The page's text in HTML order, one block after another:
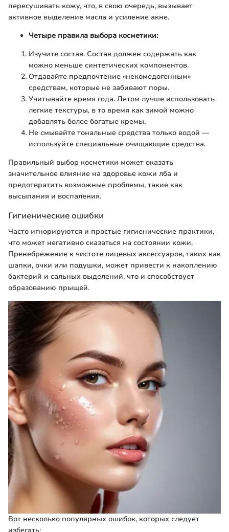
пересушивать кожу, что, в свою очередь, вызывает
активное выделение масла и усиление акне.
Четыре правила выбора косметики:
Изучите состав. Состав должен содержать как
можно меньше синтетических компонентов.
Отдавайте предпочтение «некомедогенным»
средствам, которые не забивают поры.
Учитывайте время года. Летом лучше использовать
легкие текстуры, в то время как зимой можно
добавлять более богатые кремы.
Не смывайте тональные средства только водой —
используйте специальные очищающие средства.
Правильный выбор косметики может оказать
значительное влияние на здоровье кожи лба и
предотвратить возможные проблемы, такие как
высыпания и воспаления.
Гигиенические ошибки
Часто игнорируются и простые гигиенические практики,
что может негативно сказаться на состоянии кожи.
Пренебрежение к чистоте лицевых аксессуаров, таких как
шапки, очки или подушки, может привести к накоплению
бактерий и сальных выделений, что и способствует
образованию прыщей.
Вот несколько популярных ошибок, которых следует